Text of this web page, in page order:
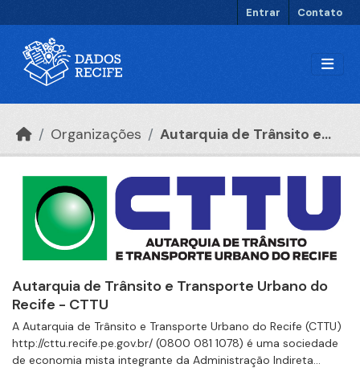
Entrar Contato
Organizações Autarquia de Trânsito e...
Autarquia de Trânsito e Transporte Urbano do
Recife - CTTU
A Autarquia de Trânsito e Transporte Urbano do Recife (CTTU)
http://cttu.recife.pe.gov.br/ (0800 081 1078) é uma sociedade
de economia mista integrante da Administração Indireta...